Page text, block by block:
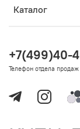
Каталог
+7(499)40-
Телефон отдела